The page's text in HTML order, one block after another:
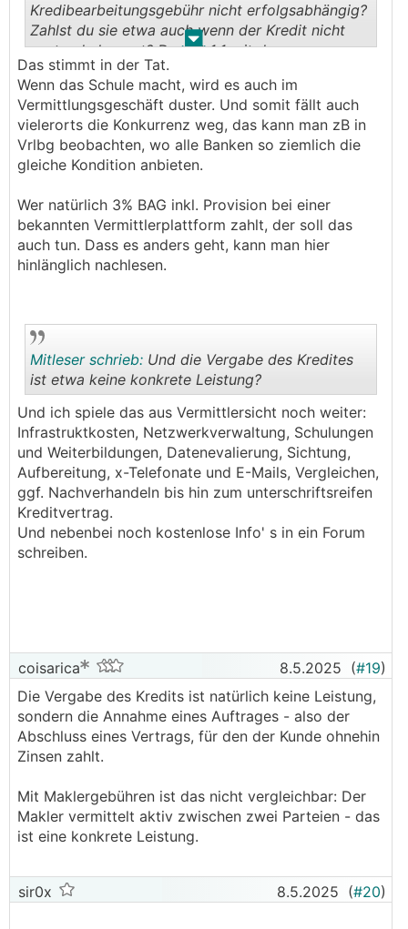
. .
Kredibearbeitungsgebühr nicht erfolgsabhängig?
Zahlst du sie etwa auch wenn der Kredit nicht
zustande kommt? Das ist 1:1 mit der
Maklergebühr vergleichbar.
Das stimmt in der Tat.
Wenn das Schule macht, wird es auch im
Vermittlungsgeschäft duster. Und somit fällt auch
vielerorts die Konkurrenz weg, das kann man zB in
Vrlbg beobachten, wo alle Banken so ziemlich die
gleiche Kondition anbieten.
Wer natürlich 3% BAG inkl. Provision bei einer
bekannten Vermittlerplattform zahlt, der soll das
auch tun. Dass es anders geht, kann man hier
hinlänglich nachlesen.
..
Mitleser schrieb: Und die Vergabe des Kredites
ist etwa keine konkrete Leistung?
Und ich spiele das aus Vermittlersicht noch weiter:
Infrastruktkosten, Netzwerkverwaltung, Schulungen
und Weiterbildungen, Datenevalierung, Sichtung,
Aufbereitung, x-Telefonate und E-Mails, Vergleichen,
ggf. Nachverhandeln bis hin zum unterschriftsreifen
Kreditvertrag.
Und nebenbei noch kostenlose Info' s in ein Forum
schreiben.
coisarica 8.5.2025 (#19)
Die Vergabe des Kredits ist natürlich keine Leistung,
sondern die Annahme eines Auftrages - also der
Abschluss eines Vertrags, für den der Kunde ohnehin
Zinsen zahlt.
Mit Maklergebühren ist das nicht vergleichbar: Der
Makler vermittelt aktiv zwischen zwei Parteien - das
ist eine konkrete Leistung.
sir0x 8.5.2025 (#20)